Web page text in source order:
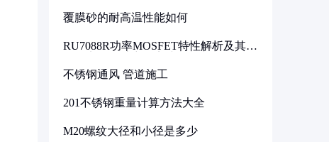
覆膜砂的耐高温性能如何
RU7088R功率MOSFET特性解析及其在
不锈钢通风 管道施工
201不锈钢重量计算方法大全
M20螺纹大径和小径是多少